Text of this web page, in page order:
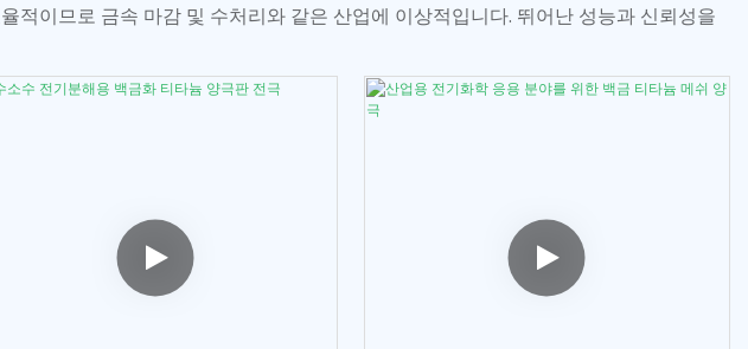
이므로 금속 마감 및 수처리와 같은 산업에 이상적입니다. 뛰어난 성능과 신뢰성을